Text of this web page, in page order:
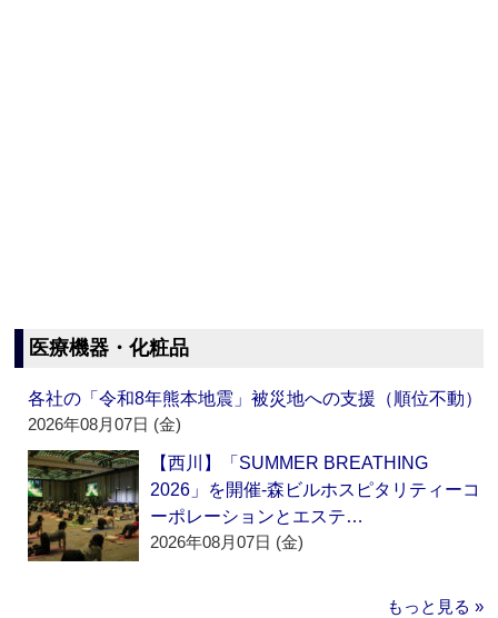
医療機器・化粧品
各社の「令和8年熊本地震」被災地への支援（順位不動）
2026年08月07日 (金)
【西川】「SUMMER BREATHING
2026」を開催‐森ビルホスピタリティーコ
ーポレーションとエステ…
2026年08月07日 (金)
もっと見る »